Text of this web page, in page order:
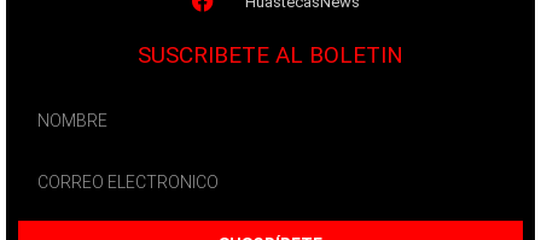
SUSCRIBETE AL BOLETIN